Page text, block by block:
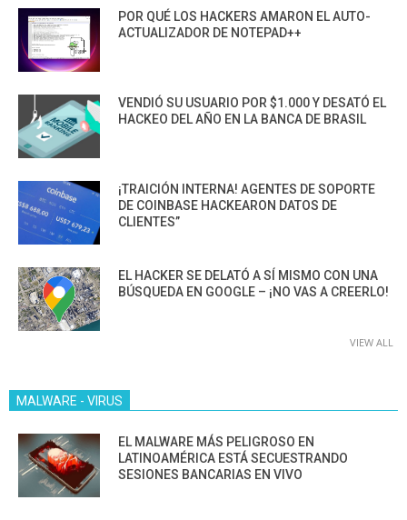
POR QUÉ LOS HACKERS AMARON EL AUTO-
ACTUALIZADOR DE NOTEPAD++
VENDIÓ SU USUARIO POR $1.000 Y DESATÓ EL
HACKEO DEL AÑO EN LA BANCA DE BRASIL
¡TRAICIÓN INTERNA! AGENTES DE SOPORTE
DE COINBASE HACKEARON DATOS DE
CLIENTES”
EL HACKER SE DELATÓ A SÍ MISMO CON UNA
BÚSQUEDA EN GOOGLE – ¡NO VAS A CREERLO!
VIEW ALL
MALWARE - VIRUS
EL MALWARE MÁS PELIGROSO EN
LATINOAMÉRICA ESTÁ SECUESTRANDO
SESIONES BANCARIAS EN VIVO